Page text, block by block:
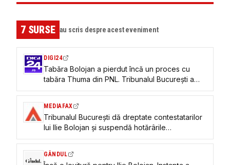
7SURSE au scris despre acest eveniment
DIGI24
Tabăra Bolojan a pierdut încă un proces cu
tabăra Thuma din PNL. Tribunalul București a
suspendat deciziile adoptate la Congres
MEDIAFAX
Tribunalul București dă dreptate contestatarilor
lui Ilie Bolojan și suspendă hotărârile
Congresului Extraordinar al PNL dar și toate
noul statut al PNL, sub semnul întrebării
GÂNDUL